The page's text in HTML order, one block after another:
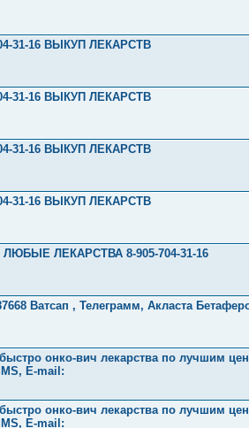
31-16 ВЫКУП ЛЕКАРСТВ
31-16 ВЫКУП ЛЕКАРСТВ
31-16 ВЫКУП ЛЕКАРСТВ
31-16 ВЫКУП ЛЕКАРСТВ
ЛЕКАРСТВА 8-905-704-31-16
Ватсап , Телеграмм, Акласта
онко-вич лекарства по лучшим
E-mail:
онко-вич лекарства по лучшим
E-mail: